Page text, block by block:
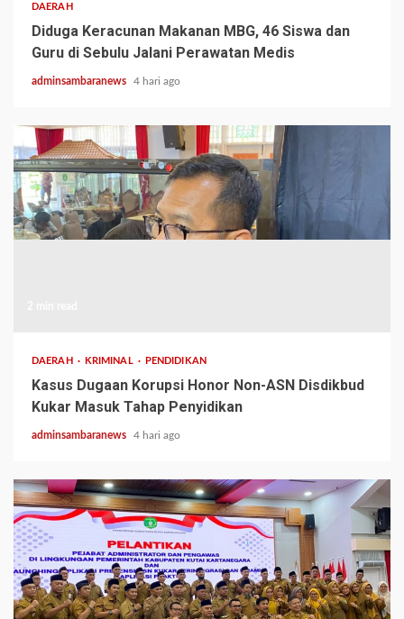
DAERAH
Diduga Keracunan Makanan MBG, 46 Siswa dan
Guru di Sebulu Jalani Perawatan Medis
adminsambaranews 4 hari ago
DAERAH KRIMINAL PENDIDIKAN
Kasus Dugaan Korupsi Honor Non-ASN Disdikbud
Kukar Masuk Tahap Penyidikan
adminsambaranews 4 hari ago